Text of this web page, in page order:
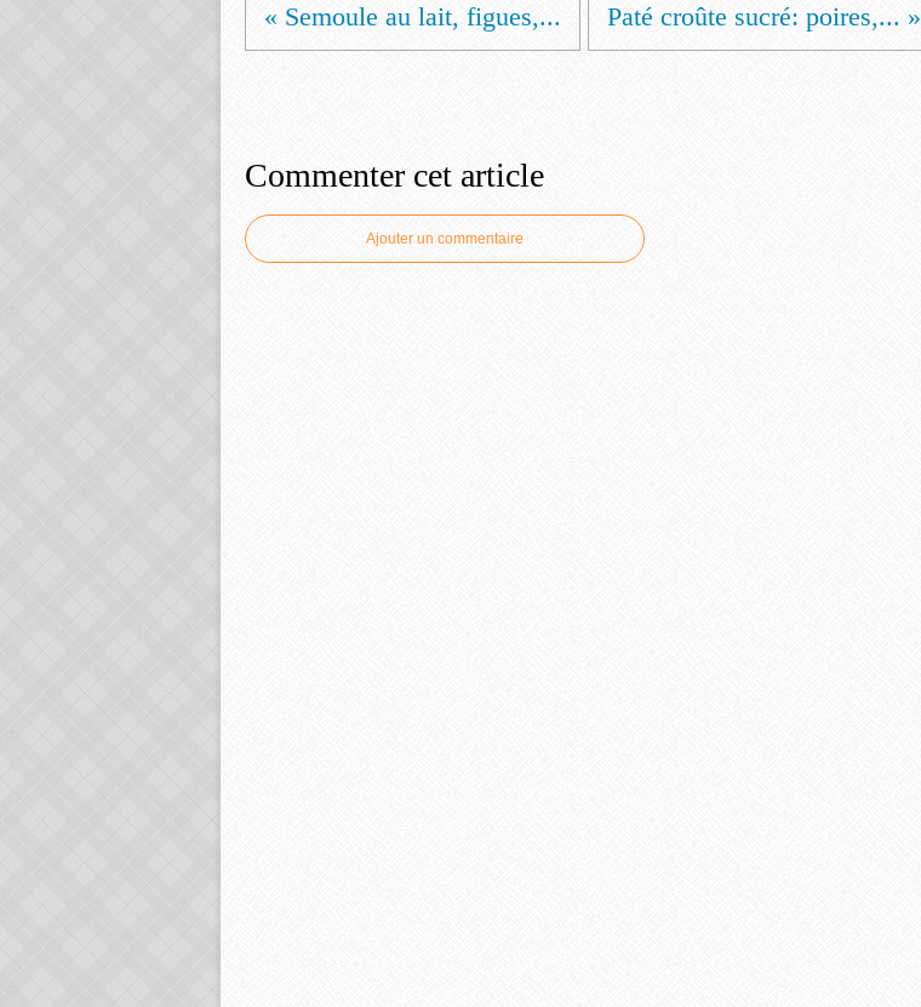
« Semoule au lait, figues,... Paté croûte sucré: poires,... »
Commenter cet article
Ajouter un commentaire